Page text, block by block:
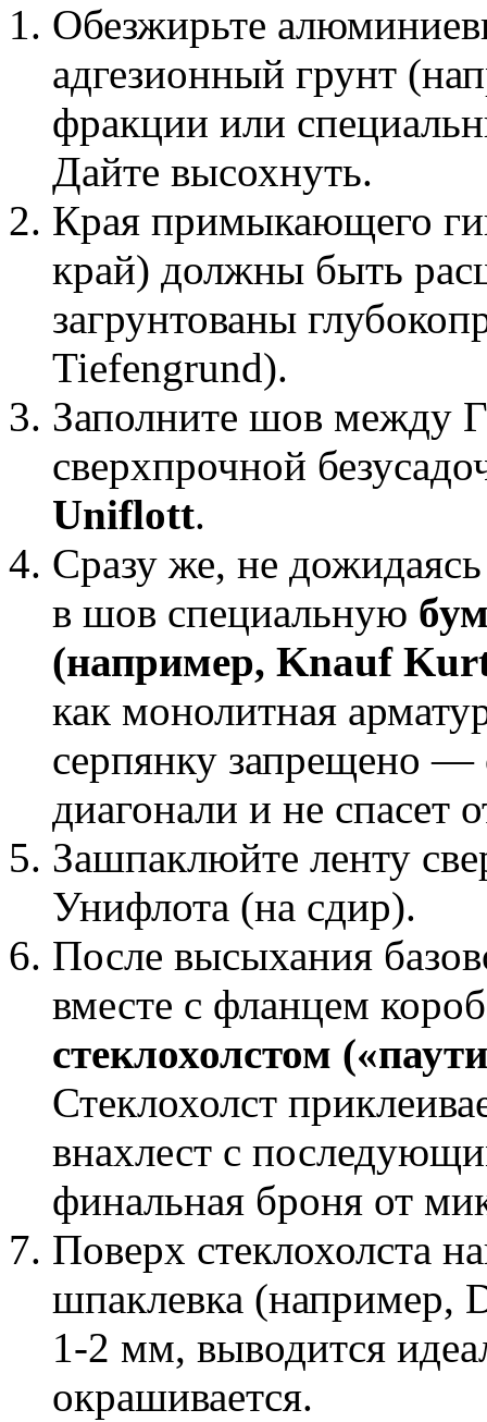
Обезжирьте
адгезионный грунт
фракции или
Дайте высохнуть.
Края примыкающего
край) должны быть
загрунтованы
Tiefengrund).
Заполните шов между
сверхпрочной
Uniflott.
Сразу же, не
в шов специальную
(например, Knauf
как монолитная
серпянку запрещено —
диагонали и не спасет
Зашпаклюйте ленту
Унифлота (на сдир).
После высыхания
вместе с фланцем
стеклохолстом
Стеклохолст
внахлест с
финальная броня от
Поверх стеклохолста
шпаклевка (например,
1-2 мм, выводится
окрашивается.